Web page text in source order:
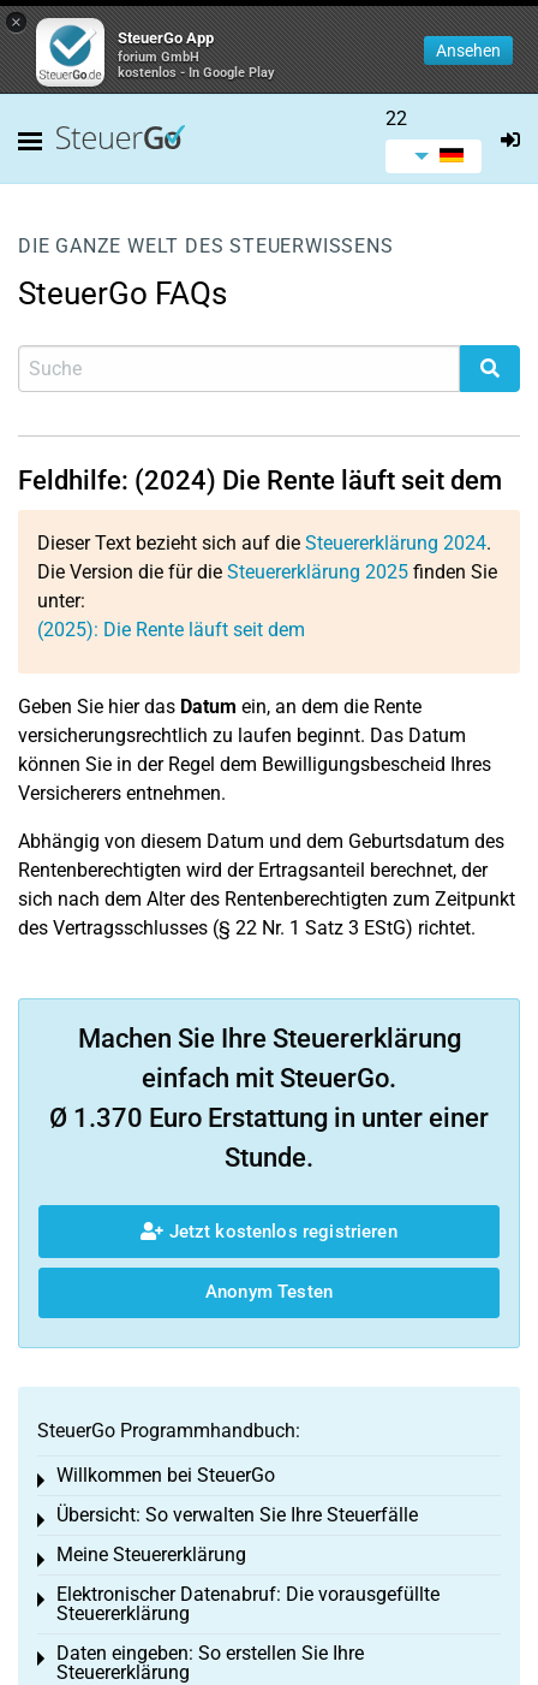
×
SteuerGo App
forium GmbH
kostenlos - In Google Play
Ansehen
22
DIE GANZE WELT DES STEUERWISSENS
SteuerGo FAQs
Feldhilfe: (2024) Die Rente läuft seit dem
Dieser Text bezieht sich auf die Steuererklärung 2024.
Die Version die für die Steuererklärung 2025 finden Sie
unter:
(2025): Die Rente läuft seit dem
Geben Sie hier das Datum ein, an dem die Rente
versicherungsrechtlich zu laufen beginnt. Das Datum
können Sie in der Regel dem Bewilligungsbescheid Ihres
Versicherers entnehmen.
Abhängig von diesem Datum und dem Geburtsdatum des
Rentenberechtigten wird der Ertragsanteil berechnet, der
sich nach dem Alter des Rentenberechtigten zum Zeitpunkt
des Vertragsschlusses (§ 22 Nr. 1 Satz 3 EStG) richtet.
Machen Sie Ihre Steuererklärung
einfach mit SteuerGo.
Ø 1.370 Euro Erstattung in unter einer
Stunde.
Jetzt kostenlos registrieren
Anonym Testen
SteuerGo Programmhandbuch:
Willkommen bei SteuerGo
Toggle menu
Übersicht: So verwalten Sie Ihre Steuerfälle
Toggle menu
Meine Steuererklärung
Toggle menu
Elektronischer Datenabruf: Die vorausgefüllte
Steuererklärung
Toggle menu
Daten eingeben: So erstellen Sie Ihre
Steuererklärung
Toggle menu